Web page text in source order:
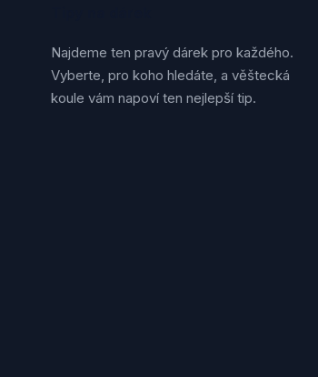
Najdeme ten pravý dárek pro každého.
Vyberte, pro koho hledáte, a věštecká
koule vám napoví ten nejlepší tip.